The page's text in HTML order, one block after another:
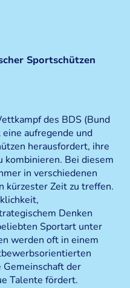
Sportschützen
des BDS (Bund
aufregende und
herausfordert, ihre
kombinieren. Bei diesem
in verschiedenen
kürzester Zeit zu treffen.
Denken
Sportart unter
werden oft in einem
der
Talente fördert.